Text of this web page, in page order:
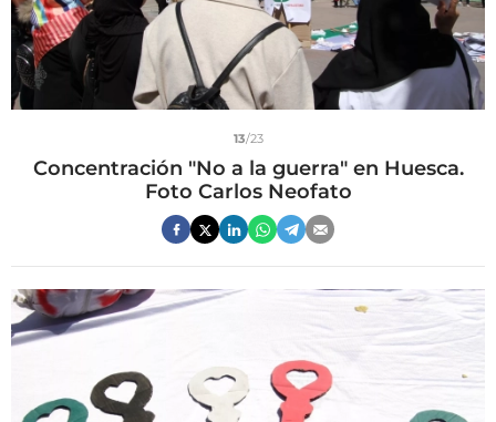
13/23
Concentración "No a la guerra" en Huesca.
Foto Carlos Neofato